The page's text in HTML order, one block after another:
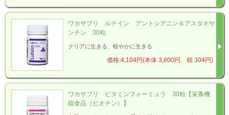
ワカサプリ ルテイン アントシアニン＆アスタキサ
ンチン 30粒
クリアに生きる、軽やかに生きる
価格:4,104円(本体 3,800円、税 304円)
ワカサプリ ビタミンフォーミュラ 30粒【栄養機
能食品（ビオチン）】